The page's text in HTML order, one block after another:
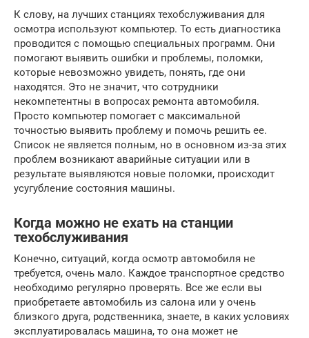
К слову, на лучших станциях техобслуживания для
осмотра используют компьютер. То есть диагностика
проводится с помощью специальных программ. Они
помогают выявить ошибки и проблемы, поломки,
которые невозможно увидеть, понять, где они
находятся. Это не значит, что сотрудники
некомпетентны в вопросах ремонта автомобиля.
Просто компьютер помогает с максимальной
точностью выявить проблему и помочь решить ее.
Список не является полным, но в основном из-за этих
проблем возникают аварийные ситуации или в
результате выявляются новые поломки, происходит
усугубление состояния машины.
Когда можно не ехать на станции
техобслуживания
Конечно, ситуаций, когда осмотр автомобиля не
требуется, очень мало. Каждое транспортное средство
необходимо регулярно проверять. Все же если вы
приобретаете автомобиль из салона или у очень
близкого друга, родственника, знаете, в каких условиях
эксплуатировалась машина, то она может не